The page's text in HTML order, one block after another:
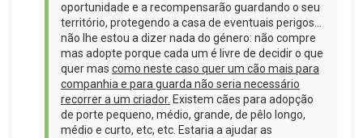
oportunidade e a recompensarão guardando o seu
território, protegendo a casa de eventuais perigos...
não lhe estou a dizer nada do género: não compre
mas adopte porque cada um é livre de decidir o que
quer mas como neste caso quer um cão mais para
companhia e para guarda não seria necessário
recorrer a um criador. Existem cães para adopção
de porte pequeno, médio, grande, de pêlo longo,
médio e curto, etc, etc. Estaria a ajudar as